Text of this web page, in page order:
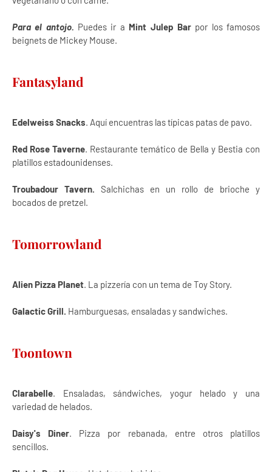
Para el antojo. Puedes ir a Mint Julep Barpor los famosos
beignets de Mickey Mouse.
Fantasyland
Edelweiss Snacks. Aquí encuentras las típicas patas de pavo.
Red Rose Taverne. Restaurante temático de Bella y Bestia con
platillos estadounidenses.
Troubadour Tavern. Salchichas en un rollo de brioche y
bocados de pretzel.
Tomorrowland
Alien Pizza Planet. La pizzería con un tema de Toy Story.
Galactic Grill. Hamburguesas, ensaladas y sandwiches.
Toontown
Clarabelle. Ensaladas, sándwiches, yogur helado y una
variedad de helados.
Daisy's Diner. Pizza por rebanada, entre otros platillos
sencillos.